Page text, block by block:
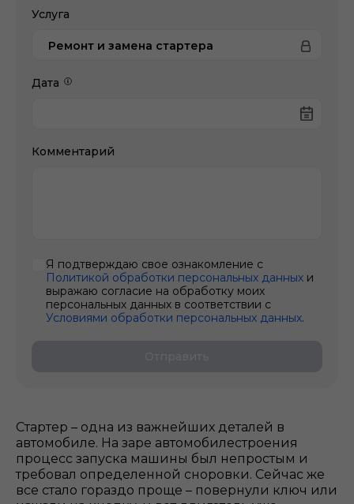
Стартер – одна из важнейших деталей в
автомобиле. На заре автомобилестроения
процесс запуска машины был непростым и
требовал определенной сноровки. Сейчас же
все стало гораздо проще – повернули ключ или
Услуга
Ремонт и замена стартера
Дата
Комментарий
Я подтверждаю свое ознакомление с
Политикой обработки персональных данных и
выражаю согласие на обработку моих
персональных данных в соответствии с
Условиями обработки персональных данных.